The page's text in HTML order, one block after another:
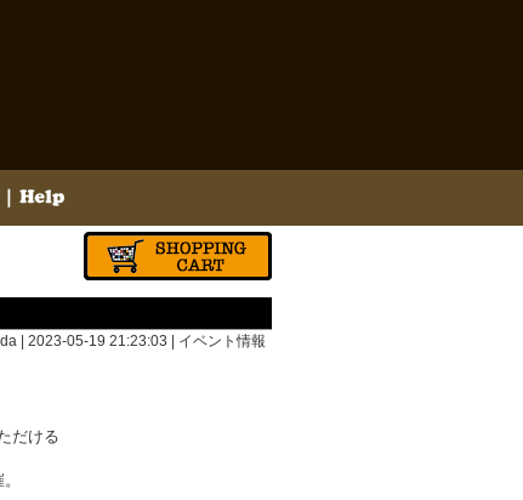
| 2023-05-19 21:23:03 | イベント情報
だける